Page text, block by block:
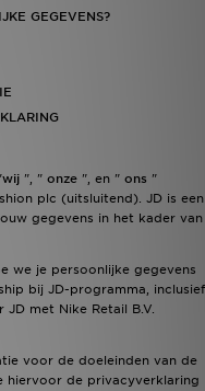
GEGEVENS?
wij ", " onze ", en " ons "
plc (uitsluitend). JD is een
gegevens in het kader van
we je persoonlijke gegevens
bij JD-programma, inclusief
met Nike Retail B.V.
voor de doeleinden van de
hiervoor de privacyverklaring